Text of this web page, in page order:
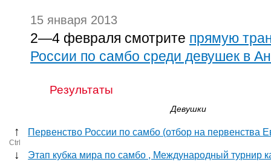
15 января 2013
2—4 февраля смотрите прямую
России по самбо среди девушек в
Результаты
Девушки
↑ Первенство России по самбо (отбор на первенства
Ctrl
↓ Этап кубка мира по самбо , Международный турнир